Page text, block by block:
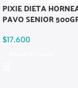
PIXIE DIETA
PAVO SENIOR
$17.600